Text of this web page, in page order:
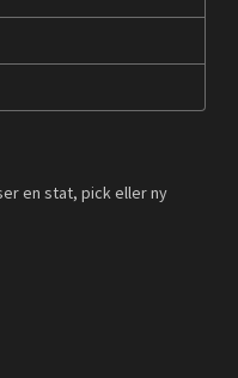
en stat, pick eller ny